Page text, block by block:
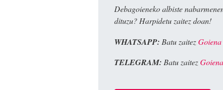
Debagoieneko albiste
dituzu? Harpidetu zaitez doan!
WHATSAPP: Batu zaitezGoiena
TELEGRAM: Batu zaitez